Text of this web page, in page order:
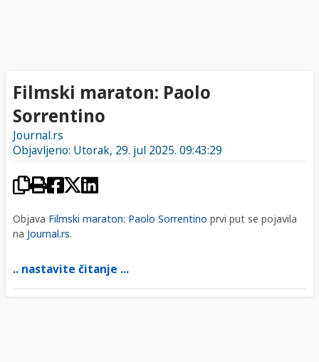
Filmski maraton: Paolo
Sorrentino
Journal.rs
Objavljeno: Utorak, 29. jul 2025. 09:43:29
Objava Filmski maraton: Paolo Sorrentino prvi put se pojavila
na Journal.rs.
.. nastavite čitanje ...